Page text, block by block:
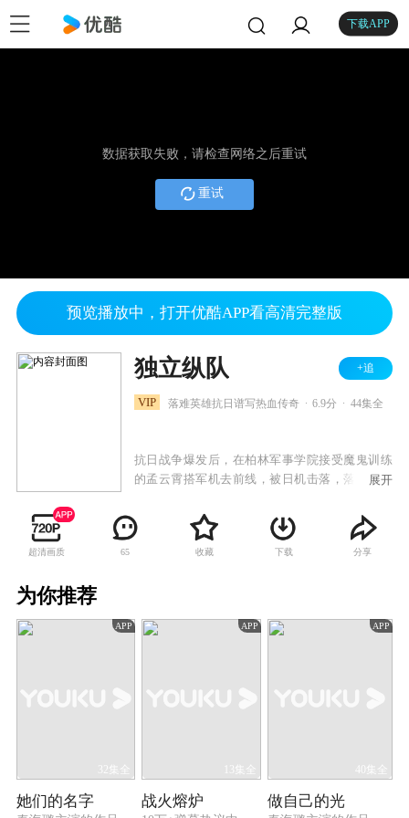
下载APP
数据获取失败，请检查网络之后重试
重试
预览播放中，打开优酷APP看高清完整版
独立纵队 +追
VIP 落难英雄抗日谱写热血传奇 6.9分 44集全
抗日战争爆发后，在柏林军事学院接受魔鬼训练
的孟云霄搭军机去前线，被日机击落，落在了凤
凰山的土匪改造成为一支抗日劲旅。凤凰山原女
匪首火凤凰对孟云霄渐生爱意，同时八路军的文
化教员李姝蔚也被孟云霄多次相救，渐生好感。
凰山的军队改编为“八路军太行山抗日纵队”，和
展开
超清画质 65 收藏 下载 分享
为你推荐
APP
32集全
她们的名字
APP
13集全
战火熔炉
APP
40集全
做自己的光